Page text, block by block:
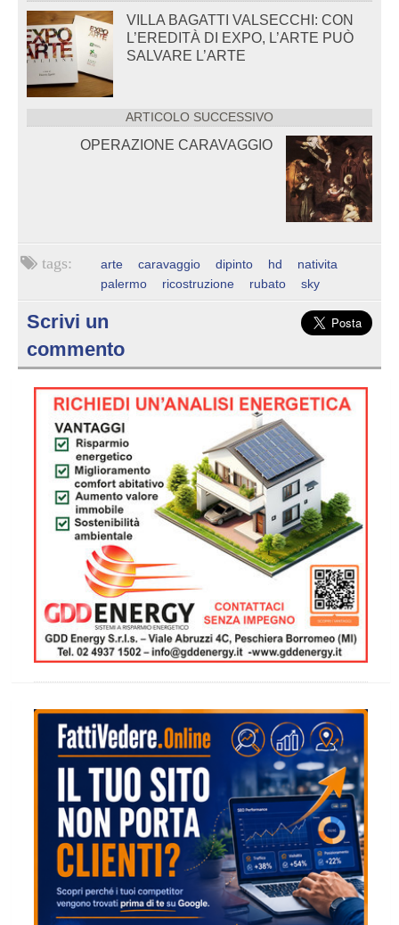
VILLA BAGATTI VALSECCHI: CON
L’EREDITÀ DI EXPO, L’ARTE PUÒ
SALVARE L’ARTE
ARTICOLO SUCCESSIVO
OPERAZIONE CARAVAGGIO
arte caravaggio dipinto hd
nativita
palermo
ricostruzione rubato sky
Scrivi un
commento